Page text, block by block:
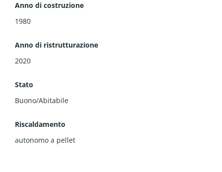
Anno di costruzione
1980
Anno di ristrutturazione
2020
Stato
Buono/Abitabile
Riscaldamento
autonomo a pellet